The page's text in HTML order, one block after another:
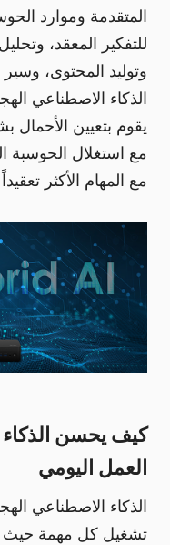
المتقدمة وموارد
للتفكير المعقد،
وتوليد المحتوى،
الذكاء الاصطناعي
يقوم بتعيين
مع استغلال الحوسبة
مع المهام الأكثر
كيف يحسن الذكاء
العمل اليومي
الذكاء الاصطناعي
تشغيل كل مهمة حيث